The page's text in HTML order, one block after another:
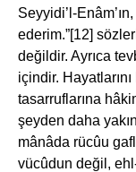
Seyyidi’l-
ederim.”[12]
değildir. Ayrıca
içindir.
tasarruflarına
şeyden daha
mânâda rücûu
vücûdun değil,